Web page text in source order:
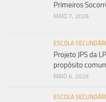
Primeiros
MAIO 7, 2026
ESCOLA
Projeto JPS da
propósito
MAIO 6, 2026
ESCOLA